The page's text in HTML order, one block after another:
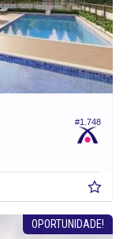
#1.748
OPORTUNIDADE!